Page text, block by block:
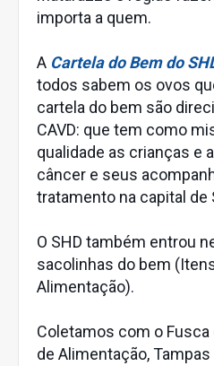
importa a quem.
A Cartela do Bem do
todos sabem os ovos
cartela do bem são
CAVD: que tem como
qualidade as crianças e
câncer e seus
tratamento na capital de
O SHD também entrou
sacolinhas do bem
Alimentação).
Coletamos com o
de Alimentação,